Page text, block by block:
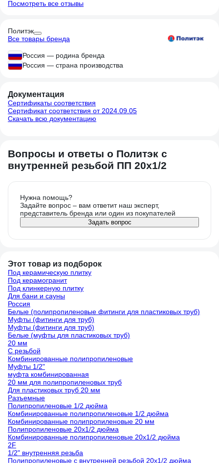
Посмотреть все отзывы
Политэк
Все товары бренда
Россия — родина бренда
Россия — страна производства
Документация
Сертификаты соответствия
Сертификат соответствия от 2024.09.05
Скачать всю документацию
Вопросы и ответы о Политэк с
внутренней резьбой ПП 20х1/2
Нужна помощь?
Задайте вопрос – вам ответит наш эксперт,
представитель бренда или один из покупателей
Задать вопрос
Этот товар из подборок
Под керамическую плитку
Под керамогранит
Под клинкерную плитку
Для бани и сауны
Россия
Белые (полипропиленовые фитинги для пластиковых труб)
Муфты (фитинги для труб)
Муфты (фитинги для труб)
Белые (муфты для пластиковых труб)
20 мм
С резьбой
Комбинированные полипропиленовые
Муфты 1/2"
муфта комбинированная
20 мм для полипропиленовых труб
Для пластиковых труб 20 мм
Разъемные
Полипропиленовые 1/2 дюйма
Комбинированные полипропиленовые 1/2 дюйма
Комбинированные полипропиленовые 20 мм
Полипропиленовые 20х1/2 дюйма
Комбинированные полипропиленовые 20х1/2 дюйма
2F
1/2" внутренняя резьба
Полипропиленовые с внутренней резьбой 20х1/2 дюйма